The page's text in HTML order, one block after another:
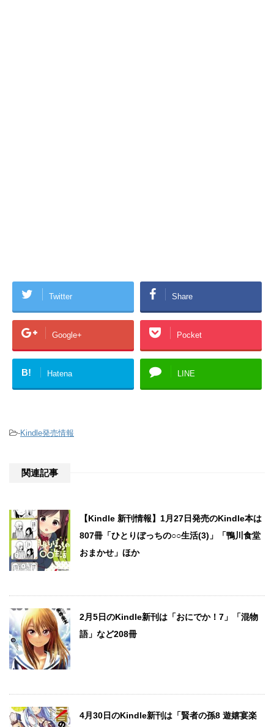
Twitter Share
Google+ Pocket
B! Hatena LINE
-Kindle発売情報
関連記事
【Kindle 新刊情報】1月27日発売のKindle本は
807冊「ひとりぼっちの○○生活(3)」「鴨川食堂
おまかせ」ほか
2月5日のKindle新刊は「おにでか！7」「混物
語」など208冊
4月30日のKindle新刊は「賢者の孫8 遊嬉宴楽